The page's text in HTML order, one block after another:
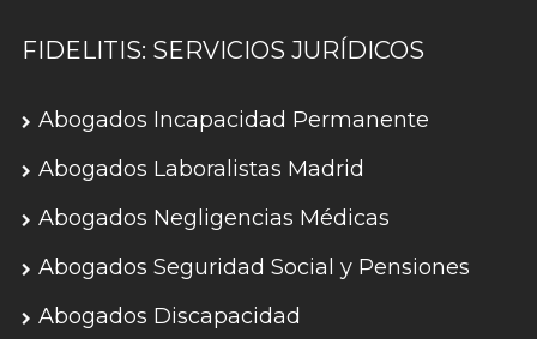
FIDELITIS: SERVICIOS JURÍDICOS
Abogados Incapacidad Permanente
Abogados Laboralistas Madrid
Abogados Negligencias Médicas
Abogados Seguridad Social y Pensiones
Abogados Discapacidad